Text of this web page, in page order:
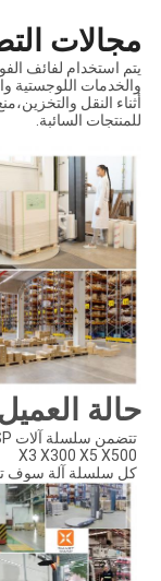
مجالات
يتم استخدام لفائف
والخدمات اللوجستية
أثناء النقل
للمنتجات السائبة.
حالة العميل
X3 X300 X5 X500
كل سلسلة آلة سوف